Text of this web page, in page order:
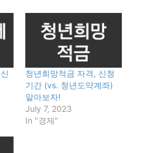
청년희망적금 자격, 신청
기간 (vs. 청년도약계좌)
알아보자!
July 7, 2023
In "경제"